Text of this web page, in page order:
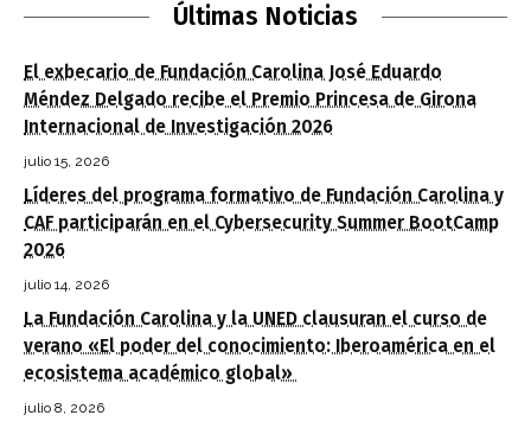
Últimas Noticias
El exbecario de Fundación Carolina José Eduardo
Méndez Delgado recibe el Premio Princesa de Girona
Internacional de Investigación 2026
julio 15, 2026
Líderes del programa formativo de Fundación Carolina y
CAF participarán en el Cybersecurity Summer BootCamp
2026
julio 14, 2026
La Fundación Carolina y la UNED clausuran el curso de
verano «El poder del conocimiento: Iberoamérica en el
ecosistema académico global»
julio 8, 2026